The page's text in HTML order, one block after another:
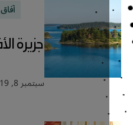
أفكار
جزيرة الأفكار
سبتمبر 8, 2019